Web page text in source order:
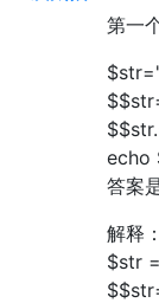
第一
echo
答案
解释：
$str